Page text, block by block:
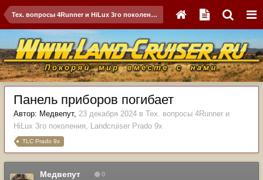
Тех. вопросы 4Runner и HiLux 3го поколения, Landсruiser Prado 9x
Панель приборов погибает
Автор: Медвепут, 23 декабря 2024 в Тех. вопросы 4Runner и
HiLux 3го поколения, Landсruiser Prado 9x
TLC Prado 9x
Медвепут 0